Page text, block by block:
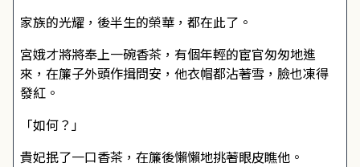
家族的光耀，後半生的榮華，都在此了。
宮娥才將將奉上一碗香茶，有個年輕的宦官匆匆地進
來，在簾子外頭作揖問安，他衣帽都沾著雪，臉也凍得
發紅。
「如何？」
貴妃抿了一口香茶，在簾後懶懶地挑著眼皮瞧他。